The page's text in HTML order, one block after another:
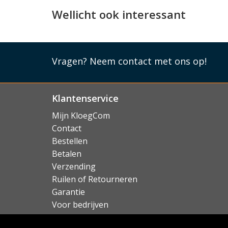
als gegoten. Alle knopjes kunt u blijven
mogelijk door het hoesje heen. Er is echter
Lees
Wellicht ook interessant
Vragen? Neem contact met ons op!
Klantenservice
Mijn KloegCom
Contact
Bestellen
Betalen
Verzending
Ruilen of Retourneren
Garantie
Voor bedrijven
Over KloegCom.nl